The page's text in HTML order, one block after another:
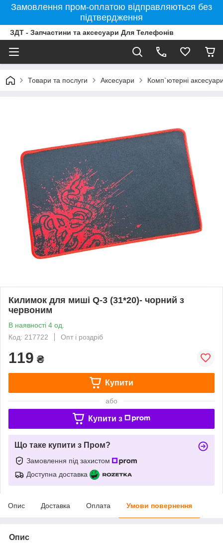
Замовлення пром-оплатою відправляються без
підтвердження
ЗДТ - Запчастини та аксесуари Для Телефонів
Товари та послуги Аксесуари Комп`ютерні
Килимок для миші Q-3 (31*20)- чорний з
червоним
В наявності 4 од.
Код: 217722
Опт і роздріб
119 ₴
Купити
або
Купити з
Що таке купити з Пром?
Замовлення під захистом
Доступна доставка
Опис Доставка Оплата Умови повернення
Опис